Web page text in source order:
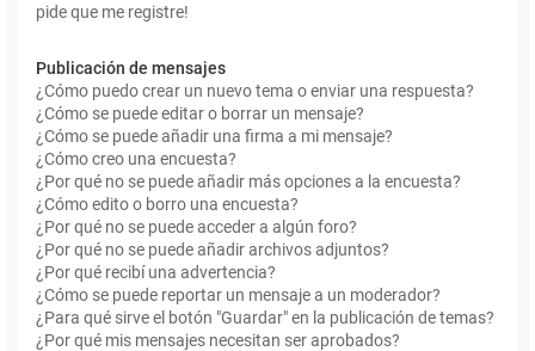
pide que me registre!
Publicación de mensajes
¿Cómo puedo crear un nuevo tema o enviar una respuesta?
¿Cómo se puede editar o borrar un mensaje?
¿Cómo se puede añadir una firma a mi mensaje?
¿Cómo creo una encuesta?
¿Por qué no se puede añadir más opciones a la encuesta?
¿Cómo edito o borro una encuesta?
¿Por qué no se puede acceder a algún foro?
¿Por qué no se puede añadir archivos adjuntos?
¿Por qué recibí una advertencia?
¿Cómo se puede reportar un mensaje a un moderador?
¿Para qué sirve el botón "Guardar" en la publicación de temas?
¿Por qué mis mensajes necesitan ser aprobados?